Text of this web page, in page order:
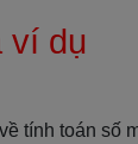
ví dụ
tính toán số